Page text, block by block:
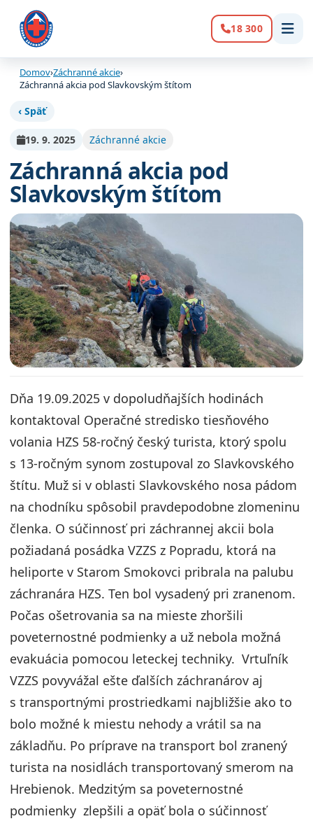
Volanie:
18 300
Domov›Záchranné akcie›
Záchranná akcia pod Slavkovským štítom
‹ Späť
19. 9. 2025 Záchranné akcie
Záchranná akcia pod
Slavkovským štítom
Dňa 19.09.2025 v dopoludňajších hodinách
kontaktoval Operačné stredisko tiesňového
volania HZS 58-ročný český turista, ktorý spolu
s 13-ročným synom zostupoval zo Slavkovského
štítu. Muž si v oblasti Slavkovského nosa pádom
na chodníku spôsobil pravdepodobne zlomeninu
členka. O súčinnosť pri záchrannej akcii bola
požiadaná posádka VZZS z Popradu, ktorá na
heliporte v Starom Smokovci pribrala na palubu
záchranára HZS. Ten bol vysadený pri zranenom.
Počas ošetrovania sa na mieste zhoršili
poveternostné podmienky a už nebola možná
evakuácia pomocou leteckej techniky. Vrtuľník
VZZS povyvážal ešte ďalších záchranárov aj
s transportnými prostriedkami najbližšie ako to
bolo možné k miestu nehody a vrátil sa na
základňu. Po príprave na transport bol zranený
turista na nosidlách transportovaný smerom na
Hrebienok. Medzitým sa poveternostné
podmienky zlepšili a opäť bola o súčinnosť